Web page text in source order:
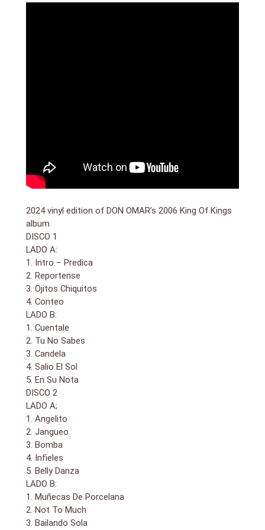
2. Not To Much
2024 vinyl edition of DON OMAR’s 2006 King Of Kings
album
DISCO 1
LADO A:
1. Intro – Predica
2. Reportense
3. Ojitos Chiquitos
4. Conteo
LADO B:
1. Cuentale
2. Tu No Sabes
3. Candela
4. Salio El Sol
5. En Su Nota
DISCO 2
LADO A;
1. Angelito
2. Jangueo
3. Bomba
4. Infieles
5. Belly Danza
LADO B:
1. Muñecas De Porcelana
2. Not To Much
3. Bailando Sola